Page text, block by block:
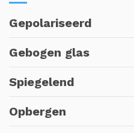
Gepolariseerd
Gebogen glas
Spiegelend
Opbergen